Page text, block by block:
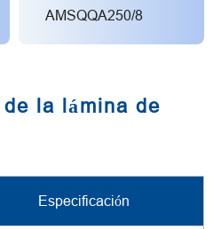
AMSQQA250/8
la lámina de
Especificación